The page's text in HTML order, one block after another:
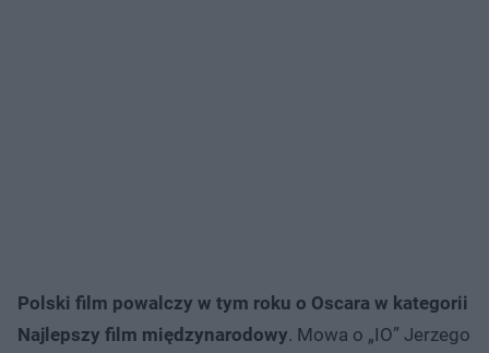
Polski film powalczy w tym roku o Oscara w kategorii
Najlepszy film międzynarodowy. Mowa o „IO” Jerzego